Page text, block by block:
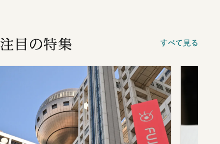
注目の特集 すべて見る